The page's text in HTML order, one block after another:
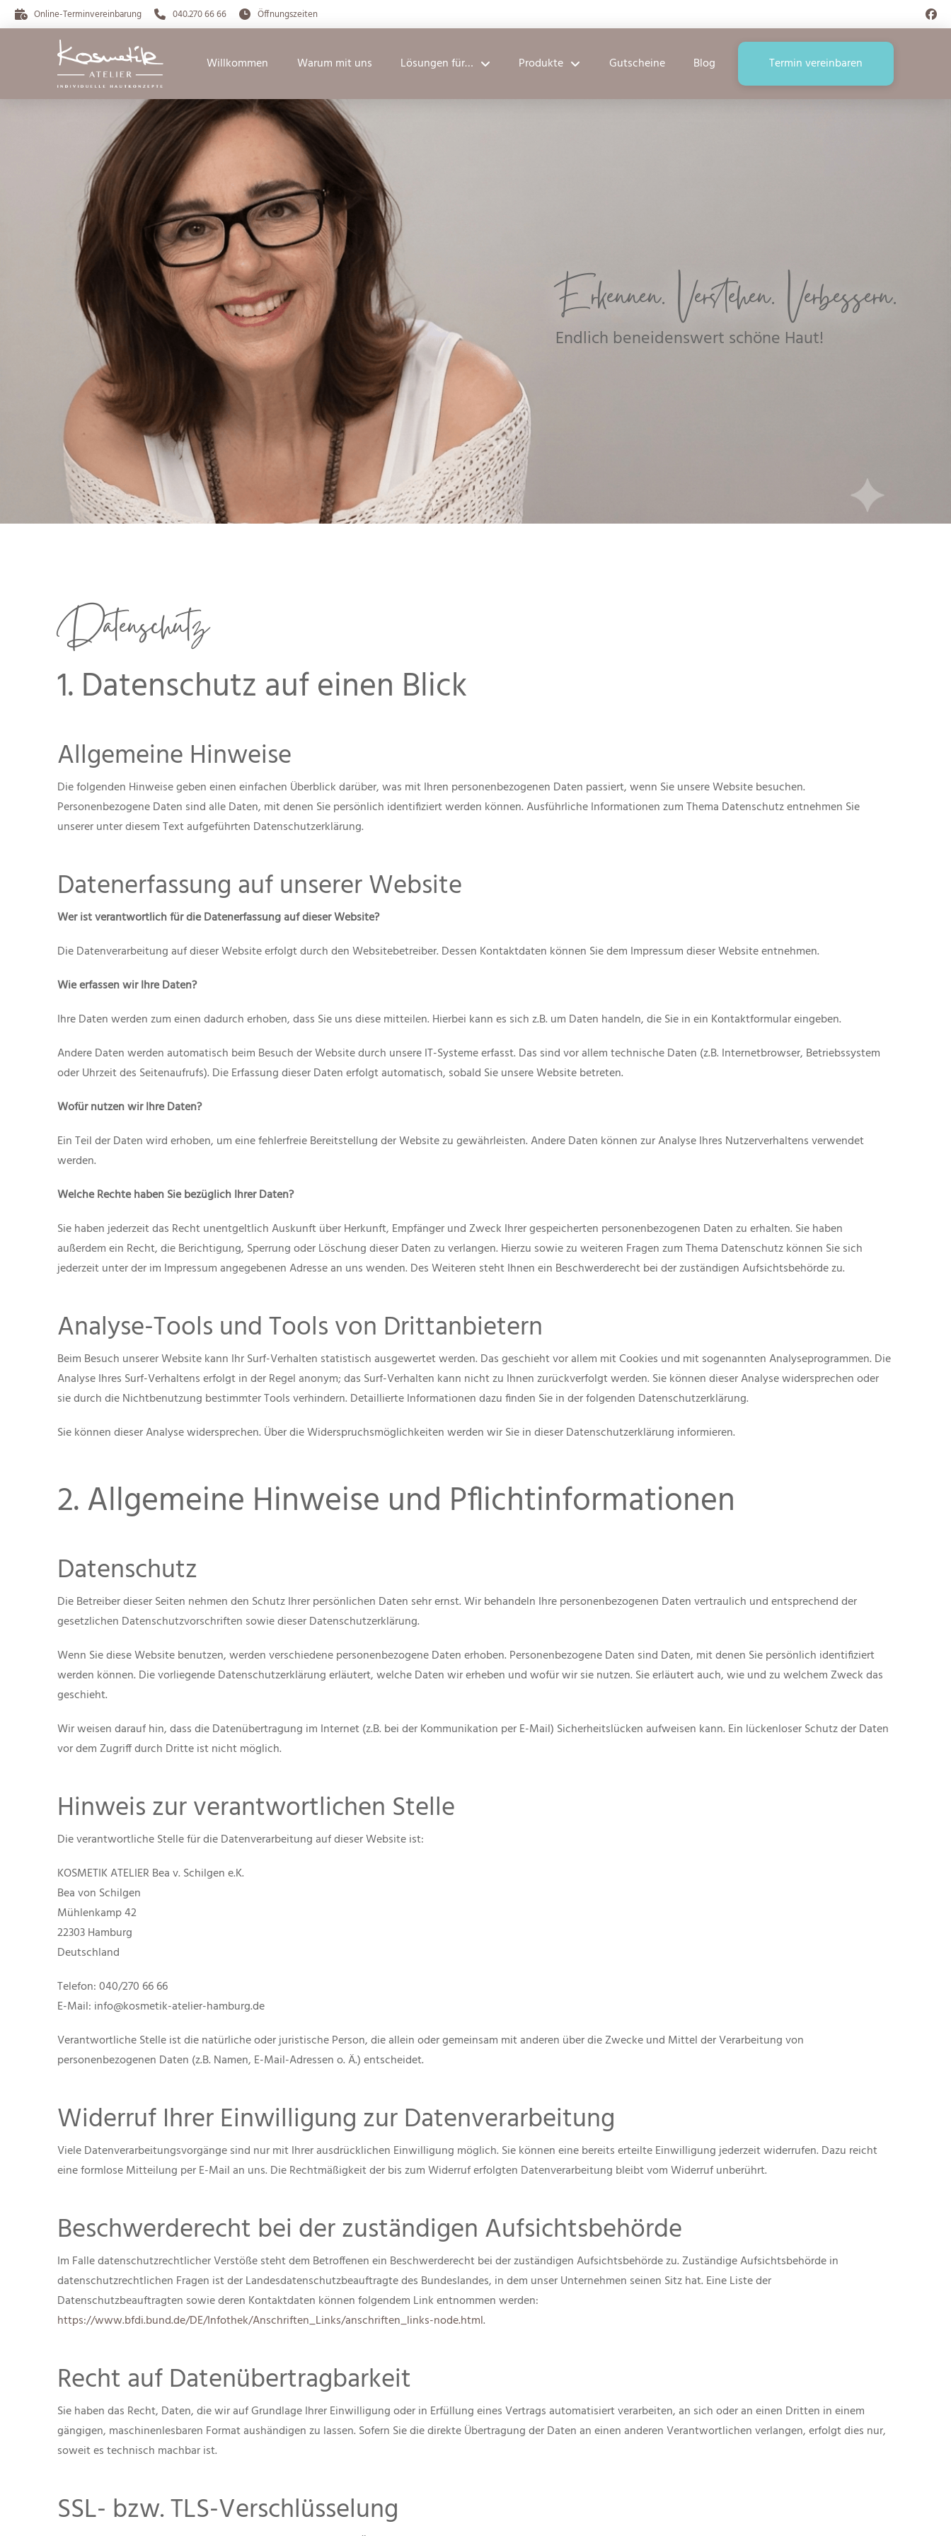
Online-Terminvereinbarung 040.270 66 66 Öffnungszeiten
Willkommen Warum mit uns Lösungen für… Produkte Gutscheine Blog Termin vereinbaren
Erkennen. Verstehen. Verbessern.
Endlich beneidenswert schöne Haut!
Datenschutz
1. Datenschutz auf einen Blick
Allgemeine Hinweise
Die folgenden Hinweise geben einen einfachen Überblick darüber, was mit Ihren personenbezogenen Daten passiert, wenn Sie unsere Website besuchen.
Personenbezogene Daten sind alle Daten, mit denen Sie persönlich identifiziert werden können. Ausführliche Informationen zum Thema Datenschutz entnehmen Sie
unserer unter diesem Text aufgeführten Datenschutzerklärung.
Datenerfassung auf unserer Website
Wer ist verantwortlich für die Datenerfassung auf dieser Website?
Die Datenverarbeitung auf dieser Website erfolgt durch den Websitebetreiber. Dessen Kontaktdaten können Sie dem Impressum dieser Website entnehmen.
Wie erfassen wir Ihre Daten?
Ihre Daten werden zum einen dadurch erhoben, dass Sie uns diese mitteilen. Hierbei kann es sich z.B. um Daten handeln, die Sie in ein Kontaktformular eingeben.
Andere Daten werden automatisch beim Besuch der Website durch unsere IT-Systeme erfasst. Das sind vor allem technische Daten (z.B. Internetbrowser, Betriebssystem
oder Uhrzeit des Seitenaufrufs). Die Erfassung dieser Daten erfolgt automatisch, sobald Sie unsere Website betreten.
Wofür nutzen wir Ihre Daten?
Ein Teil der Daten wird erhoben, um eine fehlerfreie Bereitstellung der Website zu gewährleisten. Andere Daten können zur Analyse Ihres Nutzerverhaltens verwendet
werden.
Welche Rechte haben Sie bezüglich Ihrer Daten?
Sie haben jederzeit das Recht unentgeltlich Auskunft über Herkunft, Empfänger und Zweck Ihrer gespeicherten personenbezogenen Daten zu erhalten. Sie haben
außerdem ein Recht, die Berichtigung, Sperrung oder Löschung dieser Daten zu verlangen. Hierzu sowie zu weiteren Fragen zum Thema Datenschutz können Sie sich
jederzeit unter der im Impressum angegebenen Adresse an uns wenden. Des Weiteren steht Ihnen ein Beschwerderecht bei der zuständigen Aufsichtsbehörde zu.
Analyse-Tools und Tools von Drittanbietern
Beim Besuch unserer Website kann Ihr Surf-Verhalten statistisch ausgewertet werden. Das geschieht vor allem mit Cookies und mit sogenannten Analyseprogrammen. Die
Analyse Ihres Surf-Verhaltens erfolgt in der Regel anonym; das Surf-Verhalten kann nicht zu Ihnen zurückverfolgt werden. Sie können dieser Analyse widersprechen oder
sie durch die Nichtbenutzung bestimmter Tools verhindern. Detaillierte Informationen dazu finden Sie in der folgenden Datenschutzerklärung.
Sie können dieser Analyse widersprechen. Über die Widerspruchsmöglichkeiten werden wir Sie in dieser Datenschutzerklärung informieren.
2. Allgemeine Hinweise und Pflichtinformationen
Datenschutz
Die Betreiber dieser Seiten nehmen den Schutz Ihrer persönlichen Daten sehr ernst. Wir behandeln Ihre personenbezogenen Daten vertraulich und entsprechend der
gesetzlichen Datenschutzvorschriften sowie dieser Datenschutzerklärung.
Wenn Sie diese Website benutzen, werden verschiedene personenbezogene Daten erhoben. Personenbezogene Daten sind Daten, mit denen Sie persönlich identifiziert
werden können. Die vorliegende Datenschutzerklärung erläutert, welche Daten wir erheben und wofür wir sie nutzen. Sie erläutert auch, wie und zu welchem Zweck das
geschieht.
Wir weisen darauf hin, dass die Datenübertragung im Internet (z.B. bei der Kommunikation per E-Mail) Sicherheitslücken aufweisen kann. Ein lückenloser Schutz der Daten
vor dem Zugriff durch Dritte ist nicht möglich.
Hinweis zur verantwortlichen Stelle
Die verantwortliche Stelle für die Datenverarbeitung auf dieser Website ist:
KOSMETIK ATELIER Bea v. Schilgen e.K.
Bea von Schilgen
Mühlenkamp 42
22303 Hamburg
Deutschland
Telefon: 040/270 66 66
E-Mail: info@kosmetik-atelier-hamburg.de
Verantwortliche Stelle ist die natürliche oder juristische Person, die allein oder gemeinsam mit anderen über die Zwecke und Mittel der Verarbeitung von
personenbezogenen Daten (z.B. Namen, E-Mail-Adressen o. Ä.) entscheidet.
Widerruf Ihrer Einwilligung zur Datenverarbeitung
Viele Datenverarbeitungsvorgänge sind nur mit Ihrer ausdrücklichen Einwilligung möglich. Sie können eine bereits erteilte Einwilligung jederzeit widerrufen. Dazu reicht
eine formlose Mitteilung per E-Mail an uns. Die Rechtmäßigkeit der bis zum Widerruf erfolgten Datenverarbeitung bleibt vom Widerruf unberührt.
Beschwerderecht bei der zuständigen Aufsichtsbehörde
Im Falle datenschutzrechtlicher Verstöße steht dem Betroffenen ein Beschwerderecht bei der zuständigen Aufsichtsbehörde zu. Zuständige Aufsichtsbehörde in
datenschutzrechtlichen Fragen ist der Landesdatenschutzbeauftragte des Bundeslandes, in dem unser Unternehmen seinen Sitz hat. Eine Liste der
Datenschutzbeauftragten sowie deren Kontaktdaten können folgendem Link entnommen werden:
https://www.bfdi.bund.de/DE/Infothek/Anschriften_Links/anschriften_links-node.html.
Recht auf Datenübertragbarkeit
Sie haben das Recht, Daten, die wir auf Grundlage Ihrer Einwilligung oder in Erfüllung eines Vertrags automatisiert verarbeiten, an sich oder an einen Dritten in einem
gängigen, maschinenlesbaren Format aushändigen zu lassen. Sofern Sie die direkte Übertragung der Daten an einen anderen Verantwortlichen verlangen, erfolgt dies nur,
soweit es technisch machbar ist.
SSL- bzw. TLS-Verschlüsselung